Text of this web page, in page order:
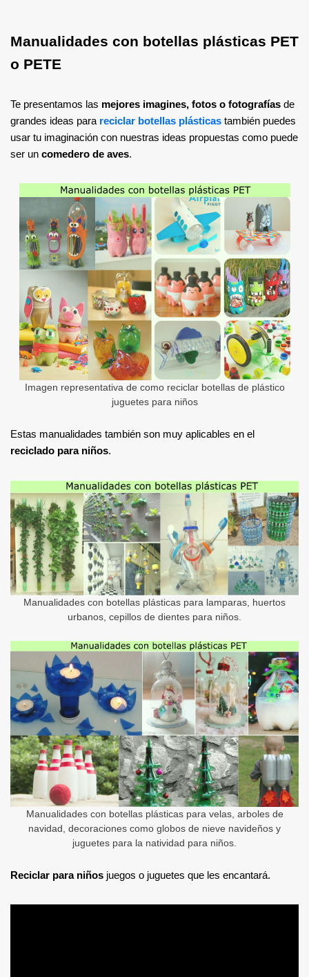
Manualidades con botellas plásticas PET
o PETE
Te presentamos las mejores imagines, fotos o fotografías de
grandes ideas para reciclar botellas plásticas también puedes
usar tu imaginación con nuestras ideas propuestas como puede
ser un comedero de aves.
Imagen representativa de como reciclar botellas de plástico
juguetes para niños
Estas manualidades también son muy aplicables en el
reciclado para niños.
Manualidades con botellas plásticas para lamparas, huertos
urbanos, cepillos de dientes para niños.
Manualidades con botellas plásticas para velas, arboles de
navidad, decoraciones como globos de nieve navideños y
juguetes para la natividad para niños.
Reciclar para niños juegos o juguetes que les encantará.